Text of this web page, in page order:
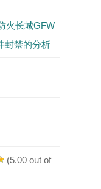
火长城GFW
封禁的分析
(5.00 out of